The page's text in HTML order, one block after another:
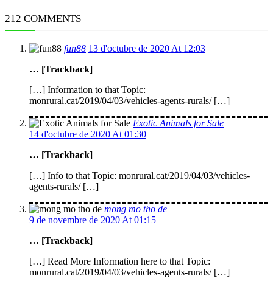
212 COMMENTS
fun88 13 d'octubre de 2020 At 12:03
… [Trackback]
[…] Information to that Topic:
monrural.cat/2019/04/03/vehicles-agents-rurals/ […]
Exotic Animals for Sale
14 d'octubre de 2020 At 01:30
… [Trackback]
[…] Info to that Topic: monrural.cat/2019/04/03/vehicles-
agents-rurals/ […]
mong mo tho de
9 de novembre de 2020 At 01:15
… [Trackback]
[…] Read More Information here to that Topic:
monrural.cat/2019/04/03/vehicles-agents-rurals/ […]